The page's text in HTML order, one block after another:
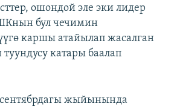
ошондой эле эки лидер
бул чечимин
каршы атайылап жасалган
катары баалап
жыйынында